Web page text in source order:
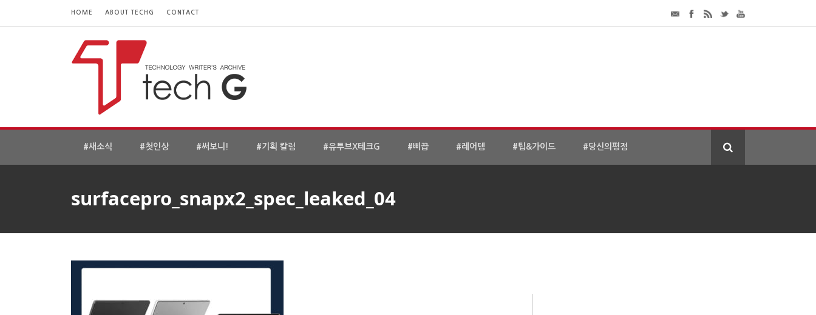
HOME ABOUT TECHG CONTACT
#새소식 #첫인상 #써보니! #기획 칼럼 #유투브X테크G #삐끕 #레어템 #팁&가이드 #당신의평점
surfacepro_snapx2_spec_leaked_04